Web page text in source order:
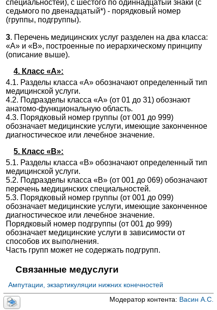
✚A16.30.032 Иссечение новообразования мягких
тканей
✚A16.30.033 Удаление новообразования мягких
тканей
A16.30.034 Лапаростомия
A16.30.035 Ревизия кишечного анастомоза
✚A16.30.036 Иссечение очагов эндометриоза
A16.30.037 Эндоскопическое стентирование при
опухолевом стенозе
A16.30.038 Удаление новообразования
забрюшинного пространства с реконструктивно-
A16.30.039 Удаление новообразования
забрюшинного пространства с использованием
видеоэндоскопических технологий
A16.30.040 Удаление новообразования
забрюшинного пространства комбинированное
A16.30.041 Операция при грыже поясничной,
промежностной, седалищной области
✚A16.30.042 Остановка внутрибрюшного
кровотечения
✚A16.30.043 Вскрытие и дренирование
A16.30.044 Некрсеквестрэктомия органов
брюшной полости
A16.30.045 Эндоскопическое бужирование
стриктур анастомозов
специальностей), с шестого по одиннадцатый знаки (с
седьмого по двенадцатый*) - порядковый номер
(группы, подгруппы).
3. Перечень медицинских услуг разделен на два класса:
«А» и «В», построенные по иерархическому принципу
(описание выше).
4. Класс «А»:
4.1. Разделы класса «А» обозначают определенный тип
медицинской услуги.
4.2. Подразделы класса «А» (от 01 до 31) обознают
анатомо-функциональную область.
4.3. Порядковый номер группы (от 001 до 999)
обозначает медицинские услуги, имеющие законченное
диагностическое или лечебное значение.
5. Класс «B»:
5.1. Разделы класса «В» обозначают определенный тип
медицинской услуги.
5.2. Подразделы класса «В» (от 001 до 069) обозначают
перечень медицинских специальностей.
5.3. Порядковый номер группы (от 001 до 099)
обозначает медицинские услуги, имеющие законченное
диагностическое или лечебное значение.
Порядковый номер подгруппы (от 001 до 999)
обозначает медицинские услуги в зависимости от
способов их выполнения.
Часть групп может не содержать подгрупп.
Связанные медуслуги
Ампутации, экзартикуляции нижних конечностей
Модератор контента: Васин А.С.